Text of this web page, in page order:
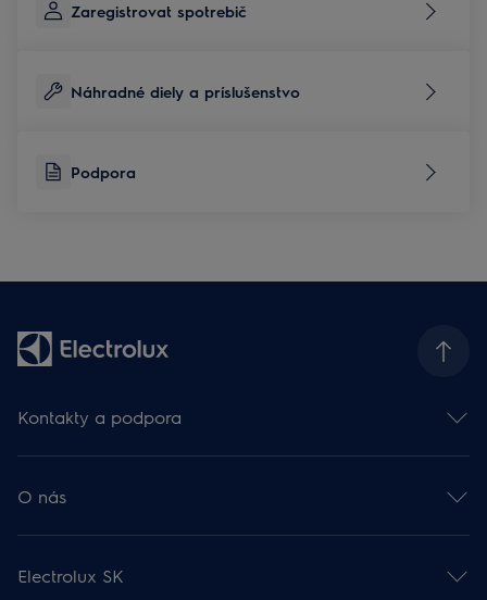
Zaregistrovat spotrebič
Náhradné diely a príslušenstvo
Podpora
Kontakty a podpora
Odber newslettra
Facebook 🡕
Instagram 🡕
Podpora
O nás
Finančné informácie 🡕
Udržateľnosť 🡕
Electrolux SK